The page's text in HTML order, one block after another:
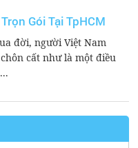
Gói Tại TpHCM
đời, người Việt Nam
cất như là một điều